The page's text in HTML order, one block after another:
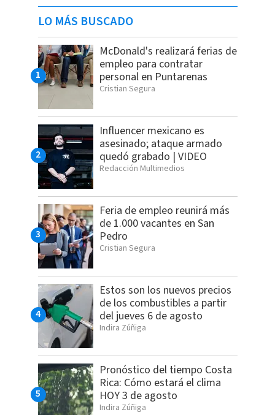
LO MÁS BUSCADO
McDonald's realizará ferias de
empleo para contratar
personal en Puntarenas
Cristian Segura
Influencer mexicano es
asesinado; ataque armado
quedó grabado | VIDEO
Redacción Multimedios
Feria de empleo reunirá más
de 1.000 vacantes en San
Pedro
Cristian Segura
Estos son los nuevos precios
de los combustibles a partir
del jueves 6 de agosto
Indira Zúñiga
Pronóstico del tiempo Costa
Rica: Cómo estará el clima
HOY 3 de agosto
Indira Zúñiga